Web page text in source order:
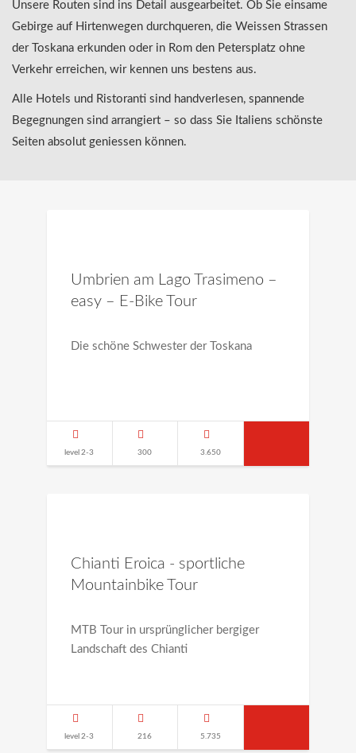
Unsere Routen sind ins Detail ausgearbeitet. Ob Sie einsame
Gebirge auf Hirtenwegen durchqueren, die Weissen Strassen
der Toskana erkunden oder in Rom den Petersplatz ohne
Verkehr erreichen, wir kennen uns bestens aus.
Alle Hotels und Ristoranti sind handverlesen, spannende
Begegnungen sind arrangiert – so dass Sie Italiens schönste
Seiten absolut geniessen können.
Umbrien am Lago Trasimeno –
easy – E-Bike Tour
Die schöne Schwester der Toskana
level 2-3 300 3.650
Chianti Eroica - sportliche
Mountainbike Tour
MTB Tour in ursprünglicher bergiger
Landschaft des Chianti
level 2-3 216 5.735